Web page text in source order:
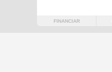
FINANCIAR